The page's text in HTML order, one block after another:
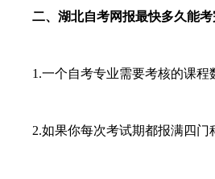
二、湖北自考网报最快多久能考
1.一个自考专业需要考核的课程数
2.如果你每次考试期都报满四门科